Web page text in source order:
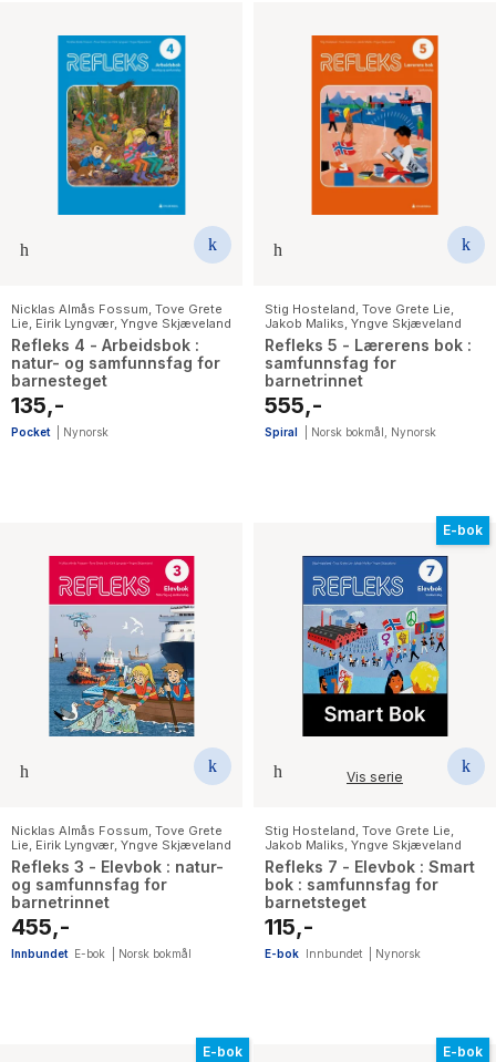
Nicklas Almås Fossum, Tove Grete
Lie, Eirik Lyngvær, Yngve Skjæveland
Refleks 4 - Arbeidsbok :
natur- og samfunnsfag for
barnesteget
135,-
Pocket Nynorsk
Stig Hosteland, Tove Grete Lie,
Jakob Maliks, Yngve Skjæveland
Refleks 5 - Lærerens bok :
samfunnsfag for
barnetrinnet
555,-
Spiral Norsk bokmål Nynorsk
Nicklas Almås Fossum, Tove Grete
Lie, Eirik Lyngvær, Yngve Skjæveland
Refleks 3 - Elevbok : natur-
og samfunnsfag for
barnetrinnet
455,-
Innbundet E-bok Norsk bokmål
E-bok
Vis serie
Stig Hosteland, Tove Grete Lie,
Jakob Maliks, Yngve Skjæveland
Refleks 7 - Elevbok : Smart
bok : samfunnsfag for
barnetsteget
115,-
E-bok Innbundet Nynorsk
E-bok E-bok